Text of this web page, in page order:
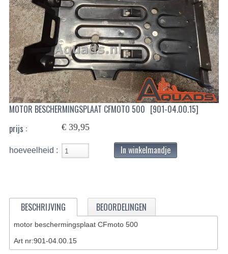
PLASTIC PARTS
VERLICHTING
ONDERDELEN 50CC TOT 125CC
UNIVERSELE QUAD ONDERDELEN
BASHAN ONDERDELEN
BASHAN 150CC
BASHAN 200S-7-200S-A
BRANDSTOF SYSTEEM
KABELS
KAPPEN EN FRAME
MOTOR BESCHERMINGSPLAAT CFMOTO 500 [901-04.00.15]
prijs :
€ 39,95
hoeveelheid : In winkelmandje
BESCHRIJVING BEOORDELINGEN
motor beschermingsplaat CFmoto 500
Art nr:901-04.00.15